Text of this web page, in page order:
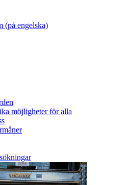
(på engelska)
möjligheter för alla